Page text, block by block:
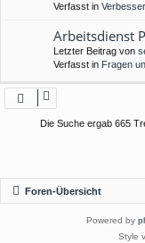
Verfasst in
Arbeitsdienst
Letzter Beitrag von
Verfasst in Fragen
Die Suche ergab 665
Foren-Übersicht
Powered by
Style